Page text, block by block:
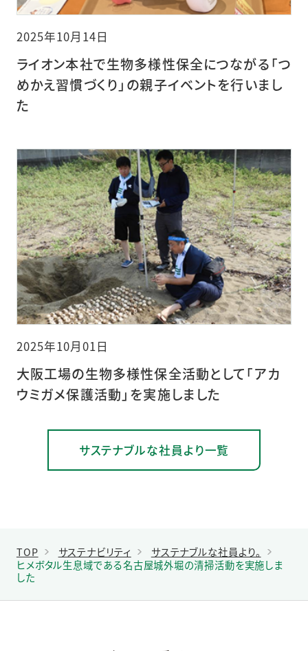
2025年10月14日
ライオン本社で生物多様性保全につながる「つ
めかえ習慣づくり」の親子イベントを行いまし
た
2025年10月01日
大阪工場の生物多様性保全活動として「アカ
ウミガメ保護活動」を実施しました
サステナブルな社員より一覧
TOP サステナビリティ
サステナブルな社員より。
ヒメボタル生息域である名古屋城外堀の清掃活動を実施しま
した